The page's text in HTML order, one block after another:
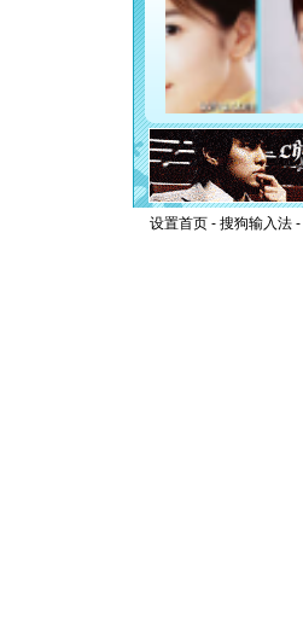
设置首页 - 搜狗输入法 -